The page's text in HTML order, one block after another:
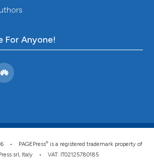
For Anyone!
• PAGEPress® is a registered trademark property of
srl, Italy • VAT: IT02125780185